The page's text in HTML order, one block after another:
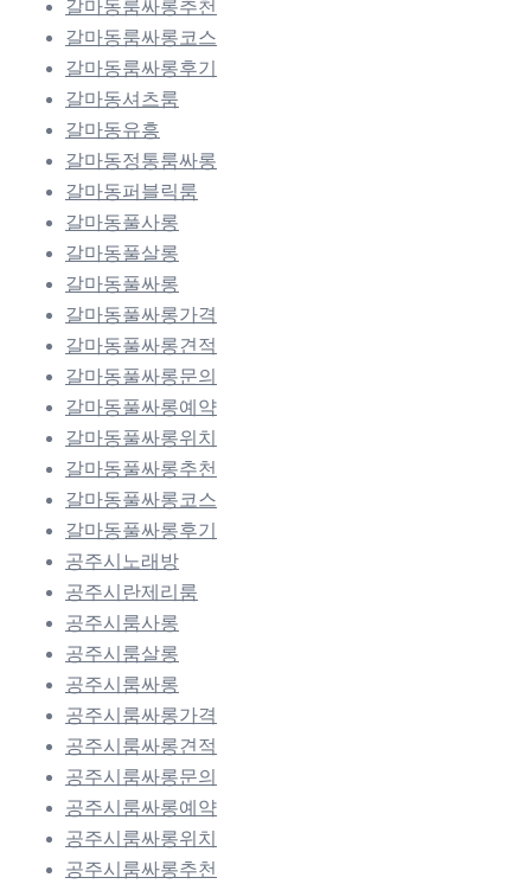
갈마동룸싸롱추천
갈마동룸싸롱코스
갈마동룸싸롱후기
갈마동셔츠룸
갈마동유흥
갈마동정통룸싸롱
갈마동퍼블릭룸
갈마동풀사롱
갈마동풀살롱
갈마동풀싸롱
갈마동풀싸롱가격
갈마동풀싸롱견적
갈마동풀싸롱문의
갈마동풀싸롱예약
갈마동풀싸롱위치
갈마동풀싸롱추천
갈마동풀싸롱코스
갈마동풀싸롱후기
공주시노래방
공주시란제리룸
공주시룸사롱
공주시룸살롱
공주시룸싸롱
공주시룸싸롱가격
공주시룸싸롱견적
공주시룸싸롱문의
공주시룸싸롱예약
공주시룸싸롱위치
공주시룸싸롱추천